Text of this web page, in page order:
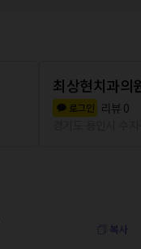
최상현치과의
로그인 리뷰 0
복사